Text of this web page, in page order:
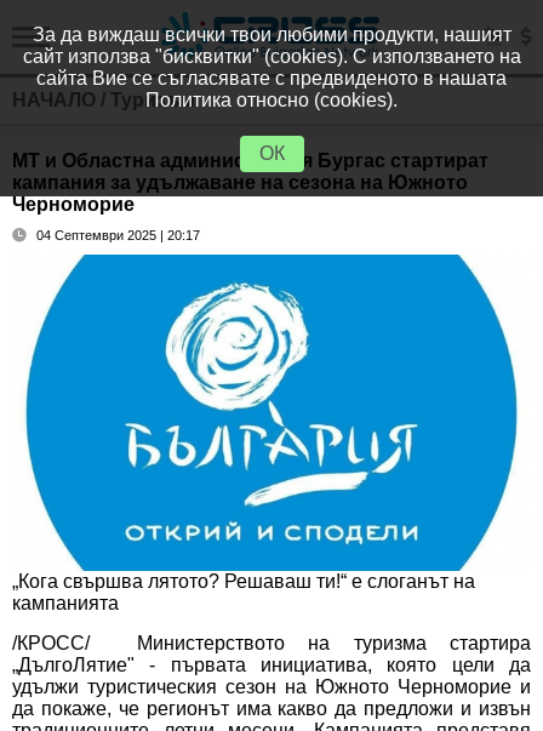
НАЧАЛО / Туризъм
МТ и Областна администрация Бургас стартират
кампания за удължаване на сезона на Южното
Черноморие
04 Септември 2025 | 20:17
„Кога свършва лятото? Решаваш ти!“ е слоганът на
кампанията
/КРОСС/ Министерството на туризма стартира
„ДългоЛятие" - първата инициатива, която цели да
удължи туристическия сезон на Южното Черноморие и
да покаже, че регионът има какво да предложи и извън
За да виждаш всички твои любими продукти, нашият
сайт използва "бисквитки" (cookies). С използването на
сайта Вие се съгласявате с предвиденото в нашата
Политика относно (cookies).
ОК